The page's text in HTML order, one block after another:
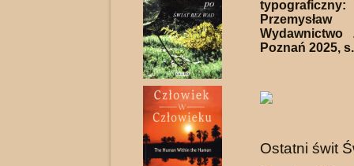
Poznań 2025,
Ostatni świt